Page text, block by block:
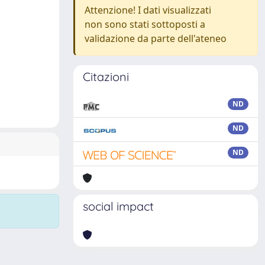
Attenzione! I dati visualizzati
non sono stati sottoposti a
validazione da parte dell'ateneo
Citazioni
ND
ND
ND
social impact